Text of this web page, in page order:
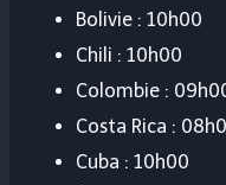
Bolivie : 10h00
Chili : 10h00
Colombie :
Costa Rica :
Cuba : 10h00